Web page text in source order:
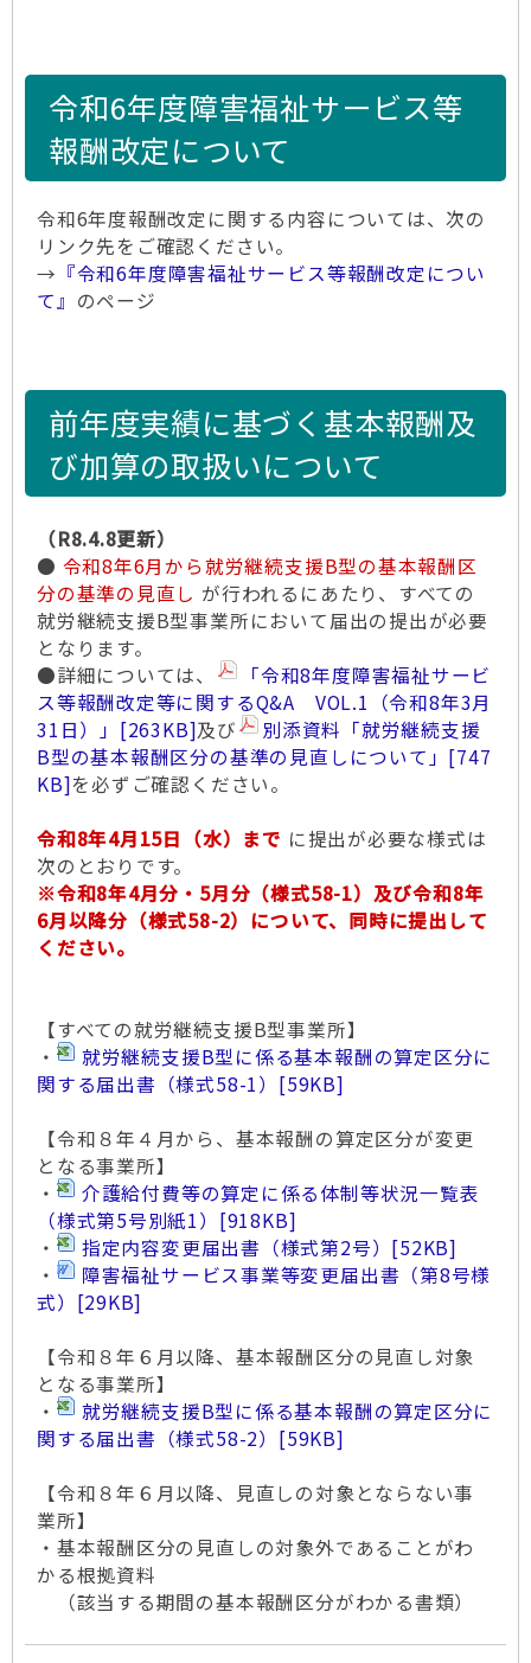
令和6年度障害福祉サービス等
報酬改定について
令和6年度報酬改定に関する内容については、次の
リンク先をご確認ください。
→ 『令和6年度障害福祉サービス等報酬改定につい
て』 のページ
前年度実績に基づく基本報酬及
び加算の取扱いについて
（R8.4.8更新）
● 令和8年6月から就労継続支援B型の基本報酬区
分の基準の見直し が行われるにあたり、すべての
就労継続支援B型事業所において届出の提出が必要
となります。
●詳細については、
「令和8年度障害福祉サービ
ス等報酬改定等に関するQ&A VOL.1（令和8年3月
31日）」 [263KB]及び
別添資料「就労継続支援
B型の基本報酬区分の基準の見直しについて」 [747
KB]を必ずご確認ください。
令和8年4月15日（水）まで に提出が必要な様式は
次のとおりです。
※令和8年4月分・5月分（様式58-1）及び令和8年
6月以降分（様式58-2）について、同時に提出して
ください。
【すべての就労継続支援B型事業所】
・
就労継続支援B型に係る基本報酬の算定区分に
関する届出書（様式58-1） [59KB]
【令和８年４月から、基本報酬の算定区分が変更
となる事業所】
・
介護給付費等の算定に係る体制等状況一覧表
（様式第5号別紙1） [918KB]
・
指定内容変更届出書（様式第2号） [52KB]
・
障害福祉サービス事業等変更届出書（第8号様
式） [29KB]
【令和８年６月以降、基本報酬区分の見直し対象
となる事業所】
・
就労継続支援B型に係る基本報酬の算定区分に
関する届出書（様式58-2） [59KB]
【令和８年６月以降、見直しの対象とならない事
業所】
・基本報酬区分の見直しの対象外であることがわ
かる根拠資料
（該当する期間の基本報酬区分がわかる書類）